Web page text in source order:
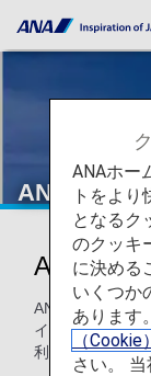
ANA国際線
ANA国際
ANAマイレージ
イルを貯めて、
利用できます。
ANAホー
トをよ
となるク
のクッキ
に決める
いくつか
あります
（
さい。